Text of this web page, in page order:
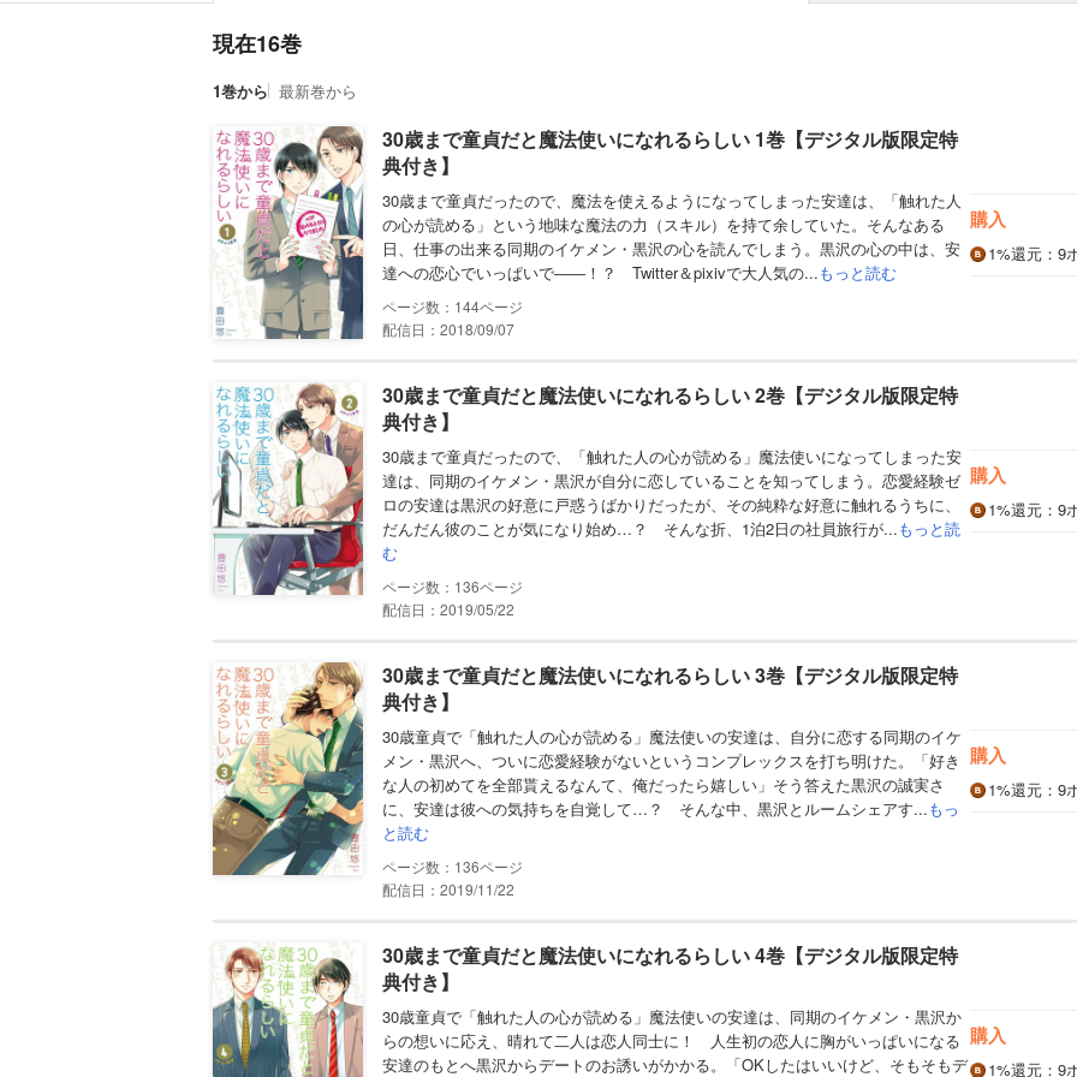
現在16巻
1巻から 最新巻から
30歳まで童貞だと魔法使いになれるらしい 1巻【デジタル版限定特
典付き】
30歳まで童貞だったので、魔法を使えるようになってしまった安達は、「触れた人
の心が読める」という地味な魔法の力（スキル）を持て余していた。そんなある
日、仕事の出来る同期のイケメン・黒沢の心を読んでしまう。黒沢の心の中は、安
達への恋心でいっぱいで――！？ Twitter＆pixivで大人気の...もっと読む
144
配信日：2018/09/07
購入
1%還元 ：9
30歳まで童貞だと魔法使いになれるらしい 2巻【デジタル版限定特
典付き】
30歳まで童貞だったので、「触れた人の心が読める」魔法使いになってしまった安
達は、同期のイケメン・黒沢が自分に恋していることを知ってしまう。恋愛経験ゼ
ロの安達は黒沢の好意に戸惑うばかりだったが、その純粋な好意に触れるうちに、
だんだん彼のことが気になり始め…？ そんな折、1泊2日の社員旅行が...もっと読
む
136
配信日：2019/05/22
購入
1%還元 ：9
30歳まで童貞だと魔法使いになれるらしい 3巻【デジタル版限定特
典付き】
30歳童貞で「触れた人の心が読める」魔法使いの安達は、自分に恋する同期のイケ
メン・黒沢へ、ついに恋愛経験がないというコンプレックスを打ち明けた。「好き
な人の初めてを全部貰えるなんて、俺だったら嬉しい」そう答えた黒沢の誠実さ
に、安達は彼への気持ちを自覚して…？ そんな中、黒沢とルームシェアす...もっ
と読む
136
配信日：2019/11/22
購入
1%還元 ：9
30歳まで童貞だと魔法使いになれるらしい 4巻【デジタル版限定特
典付き】
30歳童貞で「触れた人の心が読める」魔法使いの安達は、同期のイケメン・黒沢か
らの想いに応え、晴れて二人は恋人同士に！ 人生初の恋人に胸がいっぱいになる
安達のもとへ黒沢からデートのお誘いがかかる。「OKしたはいいけど、そもそもデ
購入
1%還元 ：9